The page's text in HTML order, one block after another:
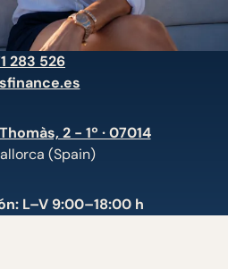
283 526
2 - 1º · 07014
(Spain)
L–V 9:00–18:00 h